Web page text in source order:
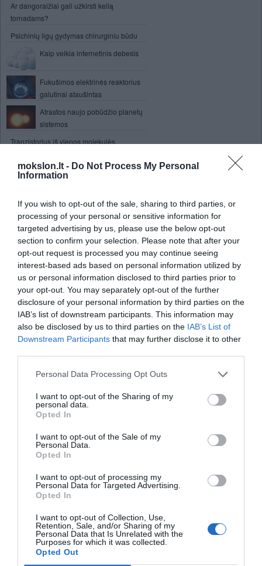
mokslon.lt - Do Not Process My Personal
Information
If you wish to opt-out of the sale, sharing to third parties, or
processing of your personal or sensitive information for
targeted advertising by us, please use the below opt-out
section to confirm your selection. Please note that after your
opt-out request is processed you may continue seeing
interest-based ads based on personal information utilized by
us or personal information disclosed to third parties prior to
your opt-out. You may separately opt-out of the further
disclosure of your personal information by third parties on the
IAB’s list of downstream participants. This information may
also be disclosed by us to third parties on the IAB’s List of
Downstream Participants that may further disclose it to other
Personal Data Processing Opt Outs
I want to opt-out of the Sharing of my
personal data.
Opted In
I want to opt-out of the Sale of my
Personal Data.
Opted In
I want to opt-out of processing my
Personal Data for Targeted Advertising.
Opted In
I want to opt-out of Collection, Use,
Retention, Sale, and/or Sharing of my
Personal Data that Is Unrelated with the
Purposes for which it was collected.
Opted Out
Ar dangoraižiai gali užkirsti kelią
tornadams?
Psichinių ligų gydymas chirurginiu būdu
Kaip veikia internetinis debesis
Fukušimos elektrinės reaktorius
galutinai ataušintas
Atrastos naujo pobūdžio planetų
sistemos
Tranzistorius iš vienos molekulės
norėdami ištirti žmonių baimes
gamybos prietaisai
Kanados atominėje elektrinėje
įvyko avarija
Nuo hakerių nukentėjo 73
tūkstančiai Suomijos vartotojų
Kitoks požiūris į riebalus
Mokslininkai išaiškino vorų tinklo lipnumo
paslaptį
NASA šiandien paleis du mėnulio
pasaulis
Anglies monoksidas mažina
stresą
kvėpuos tik augalų išskiriamu
deguonimi
skatina naujų ląstelių atsiradimą
Skaitmeninis galinio vaizdo
– į serijinę gamybą
Živ viruso blokavimas